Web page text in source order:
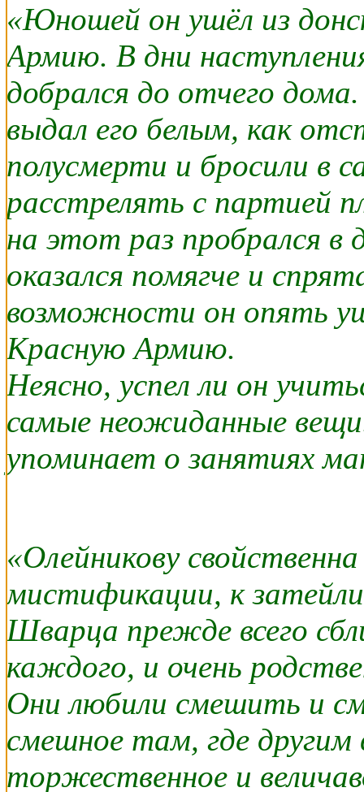
«Юношей он ушёл из
Армию. В дни
добрался до отчего
выдал его белым, как
полусмерти и бросили в
расстрелять с партией
на этот раз пробрался в
оказался помягче и
возможности он опять
Красную Армию.
Неясно, успел ли он
самые неожиданные
упоминает о занятиях
«Олейникову
мистификации, к
Шварца прежде всего
каждого, и очень
Они любили смешить и
смешное там, где другим
торжественное и